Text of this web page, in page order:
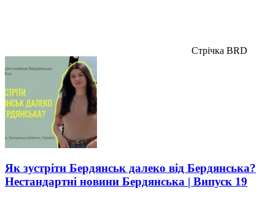
Стрічка BRD
Як зустріти Бердянськ далеко від Бердянська?
Нестандартні новини Бердянська | Випуск 19